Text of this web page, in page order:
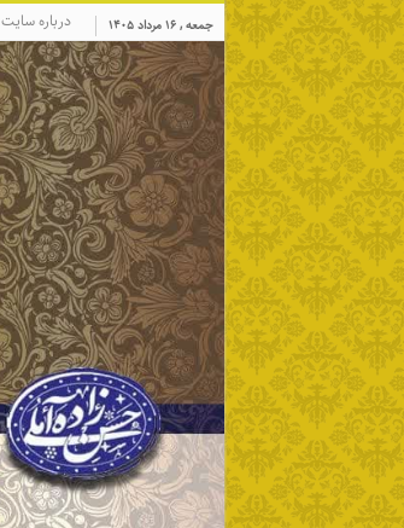
جمعه , ۱۶ مرداد ۱۴۰۵ درباره سایت